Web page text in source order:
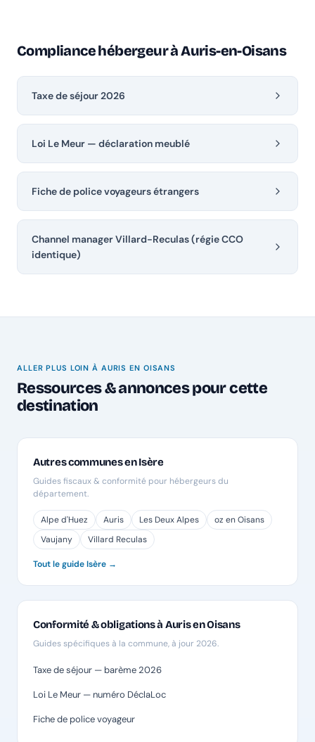
Compliance hébergeur à Auris-en-Oisans
Taxe de séjour 2026
Loi Le Meur — déclaration meublé
Fiche de police voyageurs étrangers
Channel manager Villard-Reculas (régie CCO
identique)
ALLER PLUS LOIN À AURIS EN OISANS
Ressources & annonces pour cette
destination
Autres communes en Isère
Guides fiscaux & conformité pour hébergeurs du
département.
Alpe d'Huez Auris Les Deux Alpes
oz en Oisans
Vaujany
Villard Reculas
Tout le guide Isère →
Conformité & obligations à Auris en Oisans
Guides spécifiques à la commune, à jour 2026.
Taxe de séjour — barème 2026
Loi Le Meur — numéro DéclaLoc
Fiche de police voyageur